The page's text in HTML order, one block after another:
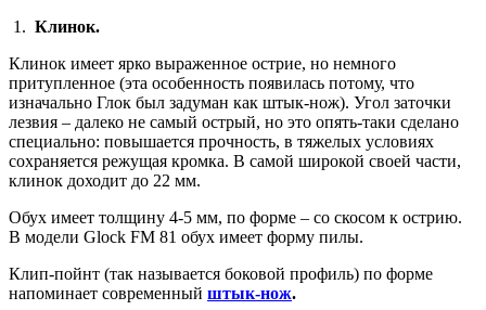
1. Клинок.
Клинок имеет ярко выраженное острие, но немного
притупленное (эта особенность появилась потому, что
изначально Глок был задуман как штык-нож). Угол заточки
лезвия – далеко не самый острый, но это опять-таки сделано
специально: повышается прочность, в тяжелых условиях
сохраняется режущая кромка. В самой широкой своей части,
клинок доходит до 22 мм.
Обух имеет толщину 4-5 мм, по форме – со скосом к острию.
В модели Glock FM 81 обух имеет форму пилы.
Клип-пойнт (так называется боковой профиль) по форме
напоминает современный штык-нож.